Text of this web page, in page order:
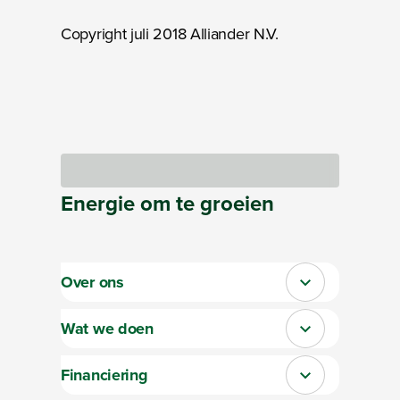
Copyright juli 2018 Alliander N.V.
Energieom tegroeien
Over ons Sluit section-0
Wat we doen Sluit section-1
Financiering Sluit section-2